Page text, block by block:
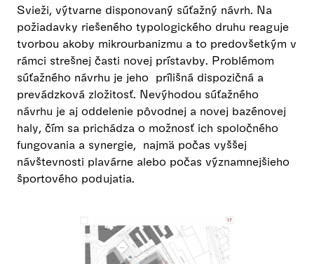
Svieži, výtvarne disponovaný súťažný návrh. Na
požiadavky riešeného typologického druhu reaguje
tvorbou akoby mikrourbanizmu a to predovšetkým v
rámci strešnej časti novej prístavby. Problémom
súťažného návrhu je jeho prílišná dispozičná a
prevádzková zložitosť. Nevýhodou súťažného
návrhu je aj oddelenie pôvodnej a novej bazénovej
haly, čím sa prichádza o možnosť ich spoločného
fungovania a synergie, najmä počas vyššej
návštevnosti plavárne alebo počas významnejšieho
športového podujatia.